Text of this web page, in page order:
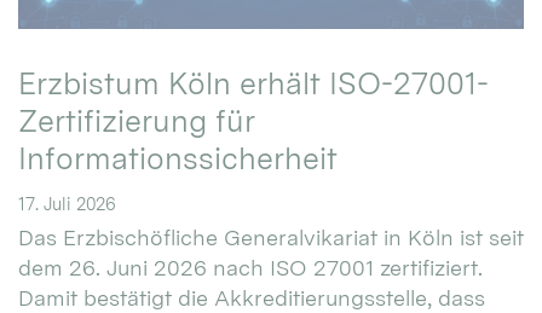
Erzbistum Köln erhält ISO-27001-
Zertifizierung für
Informationssicherheit
17. Juli 2026
Das Erzbischöfliche Generalvikariat in Köln ist seit
dem 26. Juni 2026 nach ISO 27001 zertifiziert.
Damit bestätigt die Akkreditierungsstelle, dass